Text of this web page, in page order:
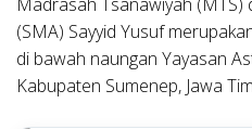
(SMA) Sayyid Yusuf
di bawah naungan Yayasan
Kabupaten Sumenep, Jawa